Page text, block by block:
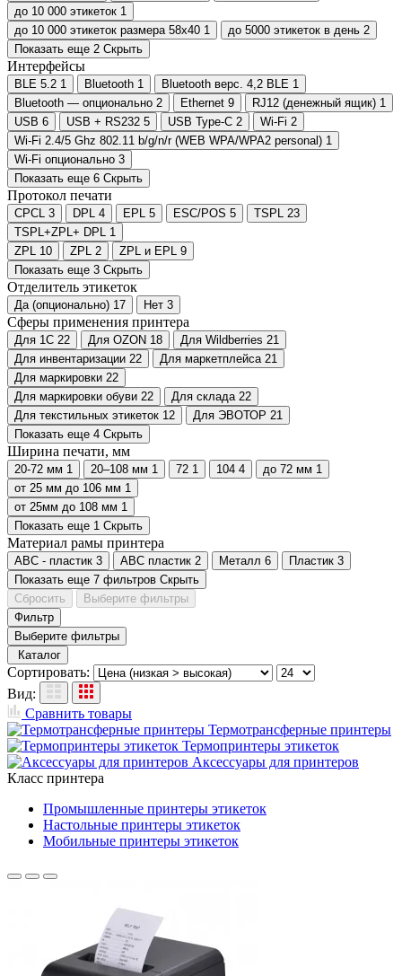
до 10 000 этикеток 1
до 10 000 этикеток размера 58х40 1 до 5000 этикеток в день 2
Показать еще 2 Скрыть
Интерфейсы
BLE 5.2 1 Bluetooth 1 Bluetooth верс. 4,2 BLE 1
Bluetooth — опционально 2 Ethernet 9 RJ12 (денежный ящик) 1
USB 6 USB + RS232 5 USB Type-C 2 Wi-Fi 2
Wi-Fi 2.4/5 Ghz 802.11 b/g/n/r (WEB WPA/WPA2 personal) 1
Wi-Fi опционально 3
Показать еще 6 Скрыть
Протокол печати
CPCL 3 DPL 4 EPL 5 ESC/POS 5 TSPL
23
TSPL+ZPL+ DPL
1
ZPL
10 ZPL 2 ZPL и EPL
9
Показать еще 3 Скрыть
Отделитель этикеток
Да (опционально) 17 Нет 3
Сферы применения принтера
Для 1С 22 Для OZON 18 Для Wildberries 21
Для инвентаризации 22 Для маркетплейса 21
Для маркировки 22
Для маркировки обуви 22 Для склада 22
Для текстильных этикеток 12 Для ЭВОТОР 21
Показать еще 4 Скрыть
Ширина печати, мм
20-72 мм 1 20–108 мм 1 72 1 104 4 до 72 мм 1
от 25 мм до 106 мм 1
от 25мм до 108 мм 1
Показать еще 1 Скрыть
Материал рамы принтера
ABC - пластик 3 ABC пластик 2 Металл 6 Пластик 3
Показать еще 7 фильтров Скрыть
Сбросить
Выберите фильтры
Фильтр
Выберите фильтры
Каталог
Сортировать:
Вид:
Сравнить товары
Термотрансферные принтеры
Термопринтеры этикеток
Аксессуары для принтеров
Класс принтера
Промышленные принтеры этикеток
Настольные принтеры этикеток
Мобильные принтеры этикеток